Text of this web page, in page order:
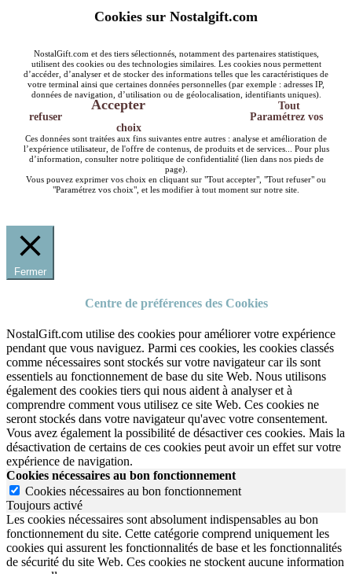
Cookies sur Nostalgift.com
NostalGift.com et des tiers sélectionnés, notamment des partenaires statistiques,
utilisent des cookies ou des technologies similaires. Les cookies nous permettent
d’accéder, d’analyser et de stocker des informations telles que les caractéristiques de
votre terminal ainsi que certaines données personnelles (par exemple : adresses IP,
données de navigation, d’utilisation ou de géolocalisation, identifiants uniques).
Accepter
Tout
refuser
Paramétrez vos
choix
Ces données sont traitées aux fins suivantes entre autres : analyse et amélioration de
l’expérience utilisateur, de l'offre de contenus, de produits et de services... Pour plus
d’information, consulter notre politique de confidentialité (lien dans nos pieds de
page).
Vous pouvez exprimer vos choix en cliquant sur "Tout accepter", "Tout refuser" ou
"Paramétrez vos choix", et les modifier à tout moment sur notre site.
Fermer
Centre de préférences des Cookies
NostalGift.com utilise des cookies pour améliorer votre expérience
pendant que vous naviguez. Parmi ces cookies, les cookies classés
comme nécessaires sont stockés sur votre navigateur car ils sont
essentiels au fonctionnement de base du site Web. Nous utilisons
également des cookies tiers qui nous aident à analyser et à
comprendre comment vous utilisez ce site Web. Ces cookies ne
seront stockés dans votre navigateur qu'avec votre consentement.
Vous avez également la possibilité de désactiver ces cookies. Mais la
désactivation de certains de ces cookies peut avoir un effet sur votre
expérience de navigation.
Cookies nécessaires au bon fonctionnement
Cookies nécessaires au bon fonctionnement
Toujours activé
Les cookies nécessaires sont absolument indispensables au bon
fonctionnement du site. Cette catégorie comprend uniquement les
cookies qui assurent les fonctionnalités de base et les fonctionnalités
de sécurité du site Web. Ces cookies ne stockent aucune information